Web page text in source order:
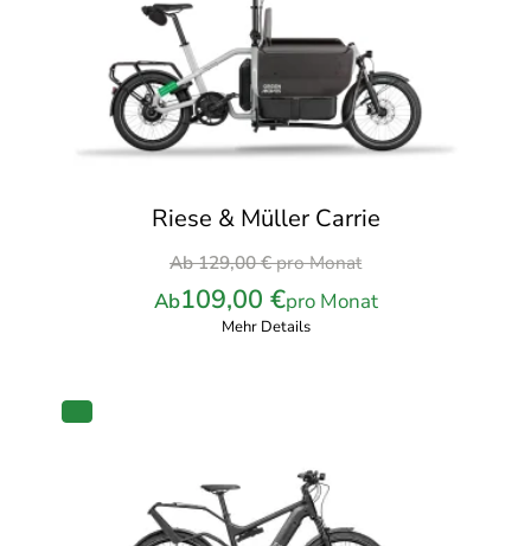
Riese & Müller Carrie
Ab129,00€pro Monat
Ursprünglicher
Preis
war:
Ab109,00 €pro Monat
Mehr Details
PRODUKT